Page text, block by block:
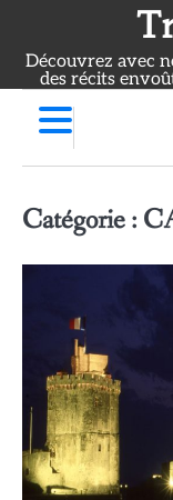
content
Découvrez avec
des récits
Catégorie :